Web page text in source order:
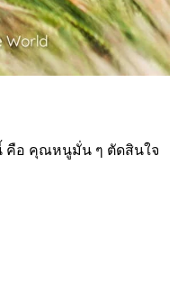
คือ คุณหนูมั่น ๆ ตัดสินใจ